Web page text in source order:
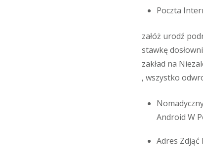
Poczta
załóż urodź
stawkę
zakład na
, wszystko
Android W
Adres Zdjąć